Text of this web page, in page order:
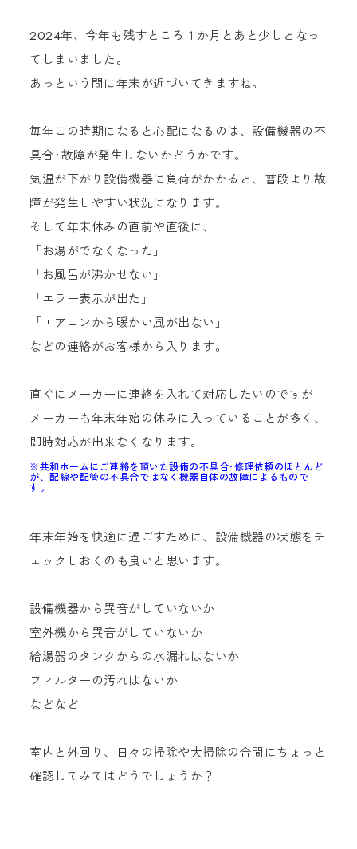
2024年、今年も残すところ１か月とあと少しとなっ
てしまいました。
あっという間に年末が近づいてきますね。
毎年この時期になると心配になるのは、設備機器の不
具合･故障が発生しないかどうかです。
気温が下がり設備機器に負荷がかかると、普段より故
障が発生しやすい状況になります。
そして年末休みの直前や直後に、
「お湯がでなくなった」
「お風呂が沸かせない」
「エラー表示が出た」
「エアコンから暖かい風が出ない」
などの連絡がお客様から入ります。
直ぐにメーカーに連絡を入れて対応したいのですが…
メーカーも年末年始の休みに入っていることが多く、
即時対応が出来なくなります。
※共和ホームにご連絡を頂いた設備の不具合･修理依頼のほとんど
が、配線や配管の不具合ではなく機器自体の故障によるもので
す。
年末年始を快適に過ごすために、設備機器の状態をチ
ェックしおくのも良いと思います。
設備機器から異音がしていないか
室外機から異音がしていないか
給湯器のタンクからの水漏れはないか
フィルターの汚れはないか
などなど
室内と外回り、日々の掃除や大掃除の合間にちょっと
確認してみてはどうでしょうか？